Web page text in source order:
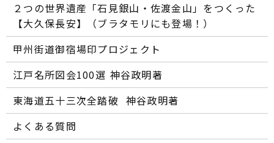
２つの世界遺産「石見銀山・佐渡金山」をつくった
【大久保長安】（ブラタモリにも登場！）
甲州街道御宿場印プロジェクト
江戸名所図会100選―― 神谷政明著
東海道五十三次全踏破 ―― 神谷政明著
よくある質問